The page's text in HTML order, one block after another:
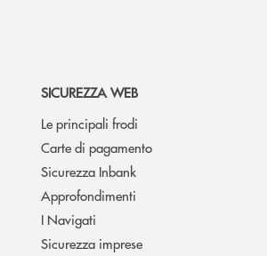
SICUREZZA WEB
Le principali frodi
Carte di pagamento
Sicurezza Inbank
Approfondimenti
I Navigati
Sicurezza imprese